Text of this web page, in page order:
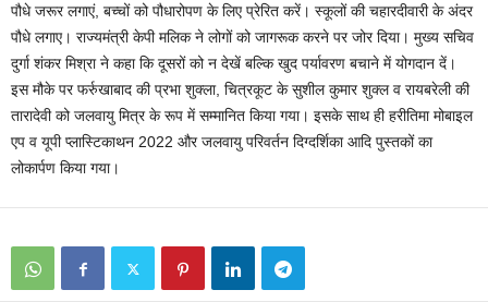
पौधे जरूर लगाएं, बच्चों को पौधारोपण के लिए प्रेरित करें। स्कूलों की चहारदीवारी के अंदर
पौधे लगाए। राज्यमंत्री केपी मलिक ने लोगों को जागरूक करने पर जोर दिया। मुख्य सचिव
दुर्गा शंकर मिश्रा ने कहा कि दूसरों को न देखें बल्कि खुद पर्यावरण बचाने में योगदान दें।
इस मौके पर फर्रुखाबाद की प्रभा शुक्ला, चित्रकूट के सुशील कुमार शुक्ल व रायबरेली की
तारादेवी को जलवायु मित्र के रूप में सम्मानित किया गया। इसके साथ ही हरीतिमा मोबाइल
एप व यूपी प्लास्टिकाथन 2022 और जलवायु परिवर्तन दिग्दर्शिका आदि पुस्तकों का
लोकार्पण किया गया।